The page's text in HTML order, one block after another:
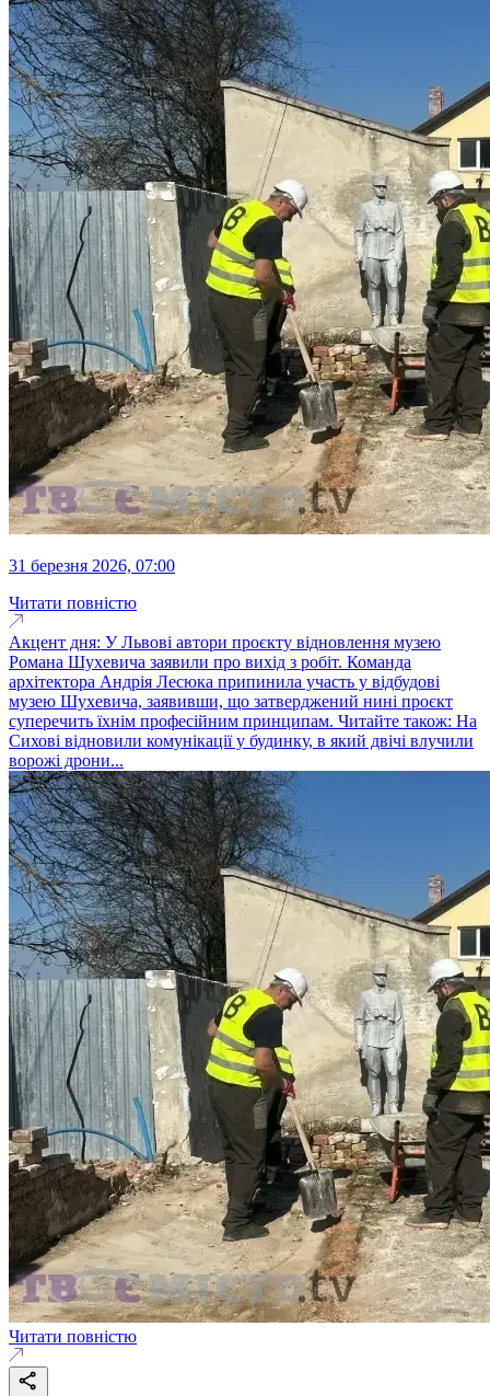
31 березня 2026, 07:00
Читати повністю
Акцент дня: У Львові автори проєкту відновлення музею
Романа Шухевича заявили про вихід з робіт. Команда
архітектора Андрія Лесюка припинила участь у відбудові
музею Шухевича, заявивши, що затверджений нині проєкт
суперечить їхнім професійним принципам. Читайте також: На
Сихові відновили комунікації у будинку, в який двічі влучили
ворожі дрони...
Читати повністю